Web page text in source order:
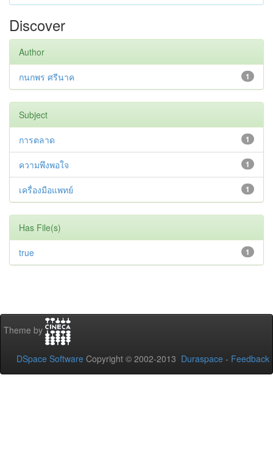
Discover
Author
1
กนกพร ศรีนาค
Subject
1
การตลาด
1
ความพึงพอใจ
1
เครื่องมือแพทย์
Has File(s)
1
true
Theme by
DSpace Software Copyright © 2002-2013 Duraspace - Feedback